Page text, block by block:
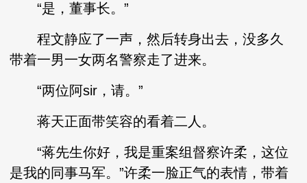
“是，董事长。”
程文静应了一声，然后转身出去，没多久
带着一男一女两名警察走了进来。
“两位阿sir，请。”
蒋天正面带笑容的看着二人。
“蒋先生你好，我是重案组督察许柔，这位
是我的同事马军。”许柔一脸正气的表情，带着